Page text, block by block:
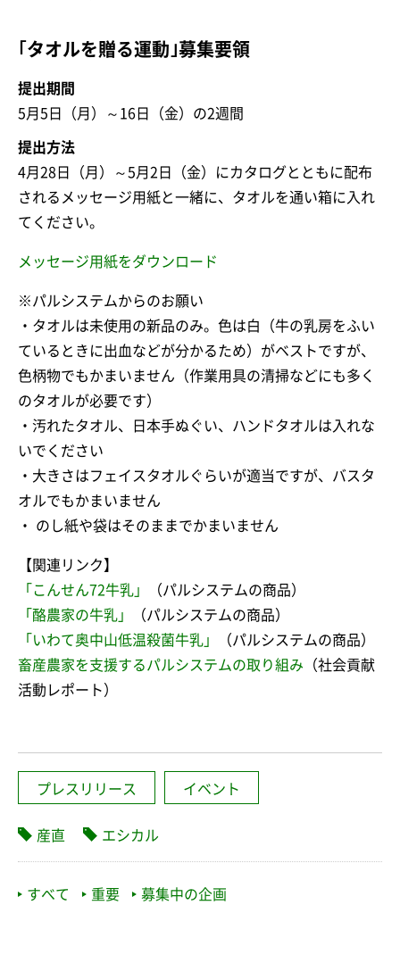
｢タオルを贈る運動｣募集要領
提出期間
5月5日（月）～16日（金）の2週間
提出方法
4月28日（月）～5月2日（金）にカタログとともに配布
されるメッセージ用紙と一緒に、タオルを通い箱に入れ
てください。
メッセージ用紙をダウンロード
※パルシステムからのお願い
・タオルは未使用の新品のみ。色は白（牛の乳房をふい
ているときに出血などが分かるため）がベストですが、
色柄物でもかまいません（作業用具の清掃などにも多く
のタオルが必要です）
・汚れたタオル、日本手ぬぐい、ハンドタオルは入れな
いでください
・大きさはフェイスタオルぐらいが適当ですが、バスタ
オルでもかまいません
・ のし紙や袋はそのままでかまいません
【関連リンク】
「こんせん72牛乳」
（パルシステムの商品）
「酪農家の牛乳」
（パルシステムの商品）
「いわて奥中山低温殺菌牛乳」
（パルシステムの商品）
畜産農家を支援するパルシステムの取り組み （社会貢献
活動レポート）
プレスリリース イベント
産直 エシカル
すべて 重要 募集中の企画